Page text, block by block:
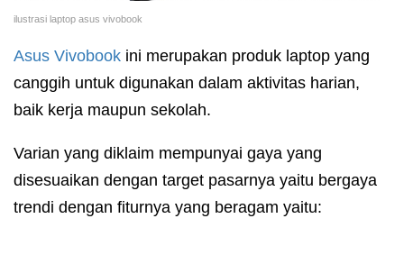
ilustrasi laptop asus vivobook
Asus Vivobook ini merupakan produk laptop yang
canggih untuk digunakan dalam aktivitas harian,
baik kerja maupun sekolah.
Varian yang diklaim mempunyai gaya yang
disesuaikan dengan target pasarnya yaitu bergaya
trendi dengan fiturnya yang beragam yaitu: